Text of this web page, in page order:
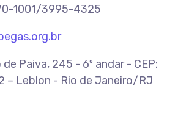
1001/3995-4325
Paiva, 245 - 6º andar - CEP:
– Leblon - Rio de Janeiro/RJ